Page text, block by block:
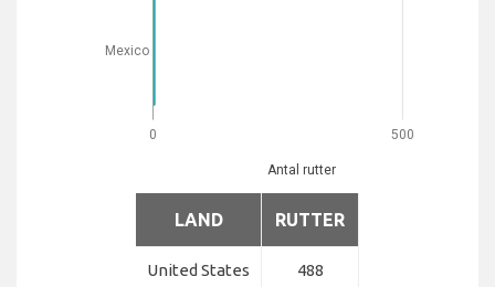
0 500
Antal rutter
Mexico
LAND RUTTER
United States 488